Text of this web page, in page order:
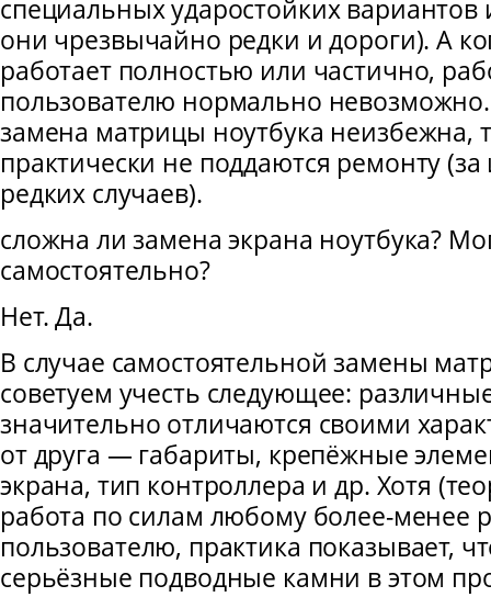
специальных ударостойких
они чрезвычайно редки и дороги). А
работает полностью или частично,
пользователю нормально
замена матрицы ноутбука неизбежна,
практически не поддаются ремонту
редких случаев).
сложна ли замена экрана ноутбука?
самостоятельно?
Нет. Да.
В случае самостоятельной замены
советуем учесть следующее:
значительно отличаются своими
от друга — габариты, крепёжные
экрана, тип контроллера и др. Хотя
работа по силам любому более-менее
пользователю, практика показывает,
серьёзные подводные камни в этом